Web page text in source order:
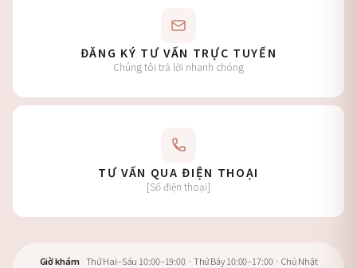
ĐĂNG KÝ TƯ VẤN TRỰC TUYẾN
Chúng tôi trả lời nhanh chóng
TƯ VẤN QUA ĐIỆN THOẠI
[Số điện thoại]
Giờ khám Thứ Hai–Sáu 10:00–19:00 · Thứ Bảy 10:00–17:00 · Chủ Nhật